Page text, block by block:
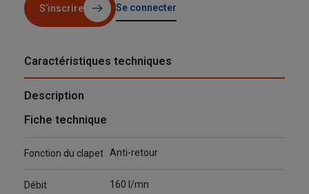
S’inscrire Se connecter
Caractéristiques techniques
Description
Fiche technique
Fonction du clapet Anti-retour
Débit 160 l/mn